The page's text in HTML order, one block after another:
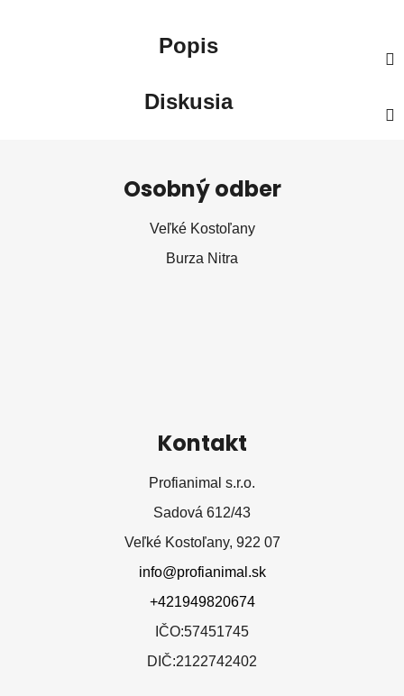
Popis
Diskusia
Osobný odber
Veľké Kostoľany
Burza Nitra
Kontakt
Profianimal s.r.o.
Sadová 612/43
Veľké Kostoľany, 922 07
info@profianimal.sk
+421949820674
IČO:57451745
DIČ:2122742402